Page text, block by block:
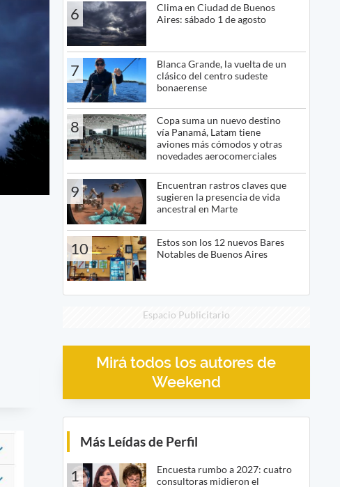
6
Clima en Ciudad de Buenos
Aires: sábado 1 de agosto
7
Blanca Grande, la vuelta de un
clásico del centro sudeste
bonaerense
8
Copa suma un nuevo destino
vía Panamá, Latam tiene
aviones más cómodos y otras
novedades aerocomerciales
9
Encuentran rastros claves que
sugieren la presencia de vida
ancestral en Marte
10
Estos son los 12 nuevos Bares
Notables de Buenos Aires
Espacio Publicitario
Mirá todos los autores de
Weekend
Más Leídas de Perfil
1
Encuesta rumbo a 2027: cuatro
consultoras midieron el